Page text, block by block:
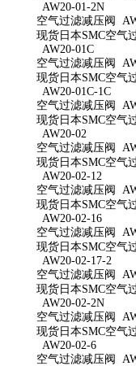
AW20-01-2N
空气过滤减压阀
现货日本SMC空气
AW20-01C
空气过滤减压阀
现货日本SMC空气
AW20-01C-1C
空气过滤减压阀
现货日本SMC空气
AW20-02
空气过滤减压阀
现货日本SMC空气
AW20-02-12
空气过滤减压阀
现货日本SMC空气
AW20-02-16
空气过滤减压阀
现货日本SMC空气
AW20-02-17-2
空气过滤减压阀
现货日本SMC空气
AW20-02-2N
空气过滤减压阀
现货日本SMC空气
AW20-02-6
空气过滤减压阀